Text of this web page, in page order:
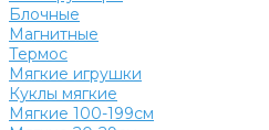
Блочные
Магнитные
Термос
Мягкие игрушки
Куклы мягкие
Мягкие 100-199см